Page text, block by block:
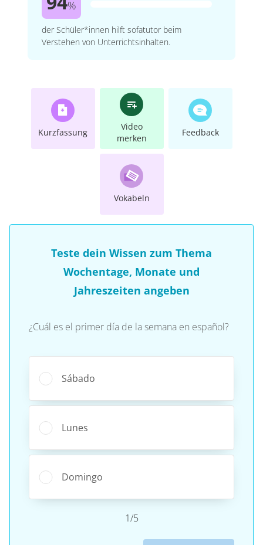
%
der Schüler*innen hilft sofatutor beim
Verstehen von Unterrichtsinhalten.
Kurzfassung
Video
merken
Feedback
Vokabeln
Teste dein Wissen zum Thema
Wochentage, Monate und
Jahreszeiten angeben
¿Cuál es el primer día de la semana en español?
Sábado
Lunes
Domingo
1/5